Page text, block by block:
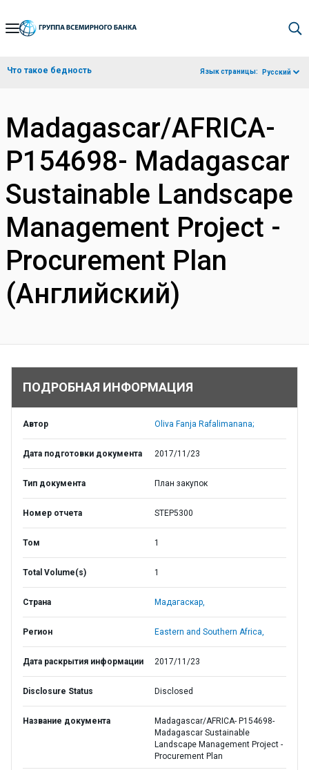
Skip
Navigation
Что такое бедность Язык страницы: Русский
Madagascar/AFRICA-
P154698- Madagascar
Sustainable Landscape
Management Project -
Procurement Plan
(Английский)
ПОДРОБНАЯ ИНФОРМАЦИЯ
Автор Oliva Fanja Rafalimanana;
Дата подготовки документа 2017/11/23
Тип документа План закупок
Номер отчета STEP5300
Том 1
Total Volume(s) 1
Страна Мадагаскар,
Регион Eastern and Southern Africa,
Дата раскрытия информации 2017/11/23
Disclosure Status Disclosed
Название документа
Madagascar/AFRICA- P154698-
Madagascar Sustainable
Landscape Management Project -
Procurement Plan